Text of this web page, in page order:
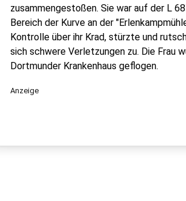
zusammengestoßen. Sie war auf der L
Bereich der Kurve an der
Kontrolle über ihr Krad, stürzte und
sich schwere Verletzungen zu. Die Frau
Dortmunder Krankenhaus geflogen.
Anzeige